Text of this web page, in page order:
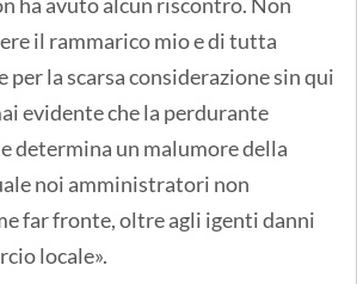
ha avuto alcun riscontro. Non
il rammarico mio e di tutta
per la scarsa considerazione sin qui
evidente che la perdurante
determina un malumore della
noi amministratori non
far fronte, oltre agli igenti danni
locale».